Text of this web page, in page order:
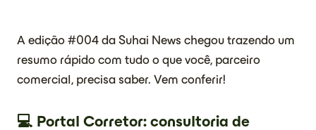
A edição #004 da Suhai News chegou trazendo um
resumo rápido com tudo o que você, parceiro
comercial, precisa saber. Vem conferir!
💻 Portal Corretor: consultoria de